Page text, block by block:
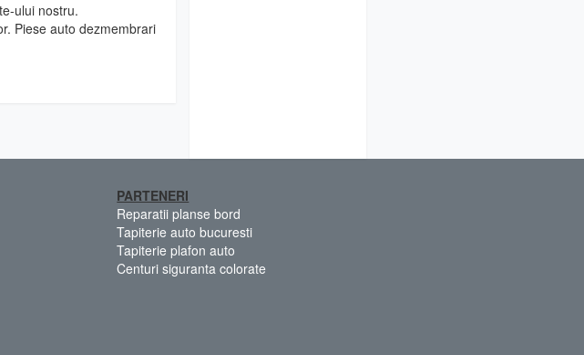
ului nostru.
Piese auto dezmembrari
PARTENERI
Reparatii planse bord
Tapiterie auto bucuresti
Tapiterie plafon auto
Centuri siguranta colorate